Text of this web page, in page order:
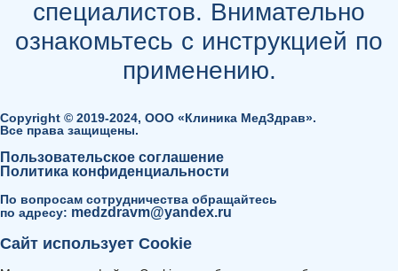
специалистов. Внимательно
ознакомьтесь с инструкцией по
применению.
Copyright © 2019-2024, ООО «Клиника МедЗдрав».
Все права защищены.
Пользовательское соглашение
Политика конфиденциальности
По вопросам сотрудничества обращайтесь
по адресу: medzdravm@yandex.ru
Сайт использует Cookie